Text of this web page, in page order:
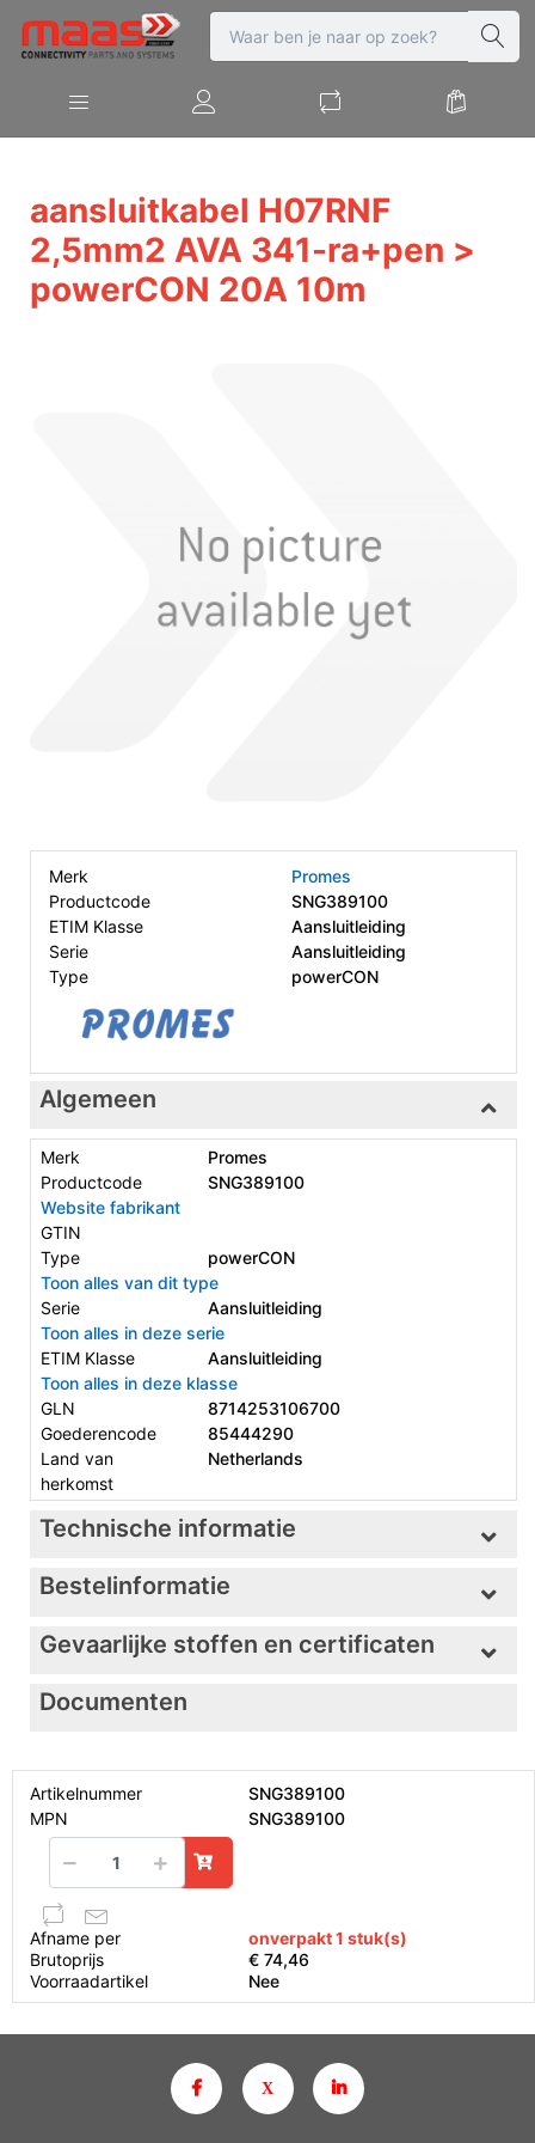
aansluitkabel H07RNF
2,5mm2 AVA 341-ra+pen >
powerCON 20A 10m
Merk
Promes
Productcode
SNG389100
ETIM Klasse
Aansluitleiding
Serie
Aansluitleiding
Type
powerCON
Algemeen
Merk
Promes
Productcode
SNG389100
Website fabrikant
GTIN
Type
powerCON
Toon alles van dit type
Serie
Aansluitleiding
Toon alles in deze serie
ETIM Klasse
Aansluitleiding
Toon alles in deze klasse
GLN
8714253106700
Goederencode
85444290
Land van
herkomst
Netherlands
Technische informatie
Bestelinformatie
Gevaarlijke stoffen en certificaten
Documenten
Artikelnummer
SNG389100
MPN
SNG389100
Afname per
onverpakt 1 stuk(s)
Brutoprijs
€ 74,46
Voorraadartikel
Nee